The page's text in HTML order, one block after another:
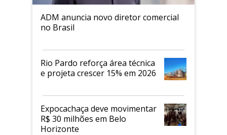
ADM anuncia novo diretor comercial
no Brasil
Rio Pardo reforça área técnica
e projeta crescer 15% em 2026
Expocachaça deve movimentar
R$ 30 milhões em Belo
Horizonte